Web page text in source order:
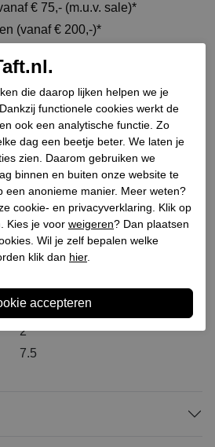
€ 75,- (m.u.v. sale)*
(vanaf € 200,-)*
Papucei
Ayak SS25
Sandalen
Zwart
129100020
Leer
Leer
Rubber
2
7.5
die daarop lijken helpen we je
functionele cookies werkt de
ook een analytische functie. Zo
dag een beetje beter. We laten je
zien. Daarom gebruiken we
binnen en buiten onze website te
een anonieme manier. Meer weten?
cookie- en privacyverklaring. Klik op
Kies je voor weigeren? Dan plaatsen
Wil je zelf bepalen welke
klik dan hier.